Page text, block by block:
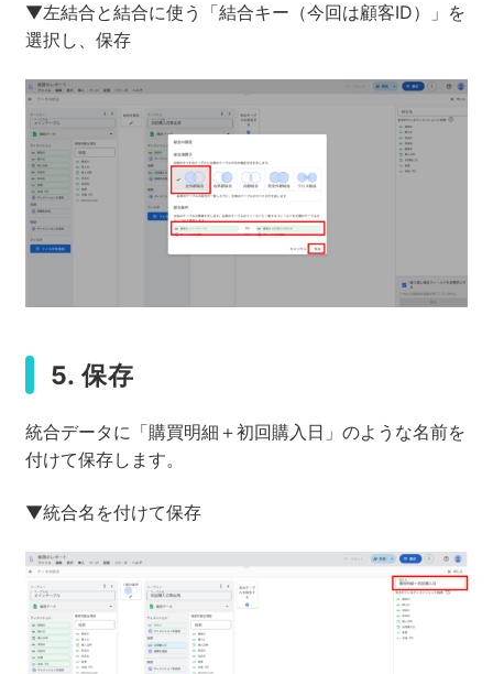
▼左結合と結合に使う「結合キー（今回は顧客ID）」を
選択し、保存
5. 保存
統合データに「購買明細＋初回購入日」のような名前を
付けて保存します。
▼統合名を付けて保存